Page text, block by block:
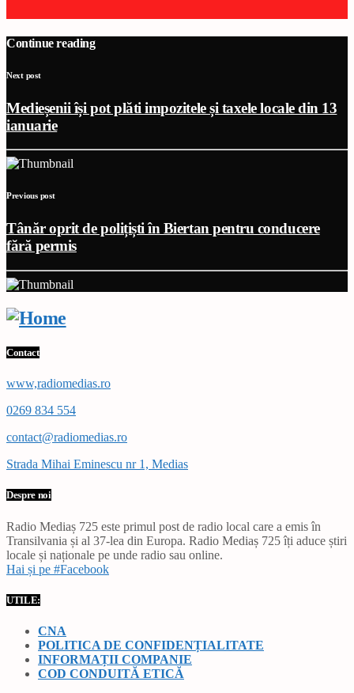
Continue reading
Next post
Medieșenii își pot plăti impozitele și taxele locale din 13
ianuarie
Previous post
Tânăr oprit de polițiști în Biertan pentru conducere
fără permis
Contact
www,radiomedias.ro
0269 834 554
contact@radiomedias.ro
Strada Mihai Eminescu nr 1, Medias
Despre noi
Radio Mediaș 725 este primul post de radio local care a emis în
Transilvania și al 37-lea din Europa. Radio Mediaș 725 îți aduce știri
locale și naționale pe unde radio sau online.
Hai și pe #Facebook
UTILE:
CNA
POLITICA DE CONFIDENȚIALITATE
INFORMAȚII COMPANIE
COD CONDUITĂ ETICĂ